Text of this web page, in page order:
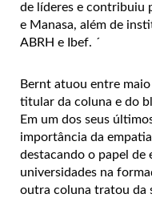
de líderes e contribuiu
e Manasa, além de
ABRH e Ibef. ´
Bernt atuou entre
titular da coluna e do
Em um dos seus
importância da
destacando o papel de
universidades na
outra coluna tratou da